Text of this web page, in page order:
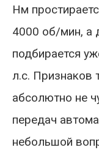
Нм
4000 об/мин, а
подбирается
л.с. Признаков
абсолютно не
передач
небольшой